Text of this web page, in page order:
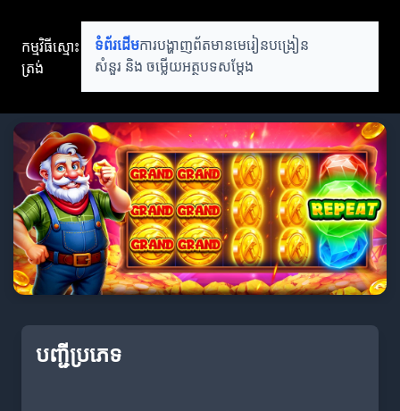
កម្មវិធីស្មោះ
ត្រង់
ទំព័រដើមការបង្ហាញព័តមានមេរៀនបង្រៀន
សំនួរ និង ចម្លើយអត្ថបទសម្តែង
បញ្ជីប្រភេទ